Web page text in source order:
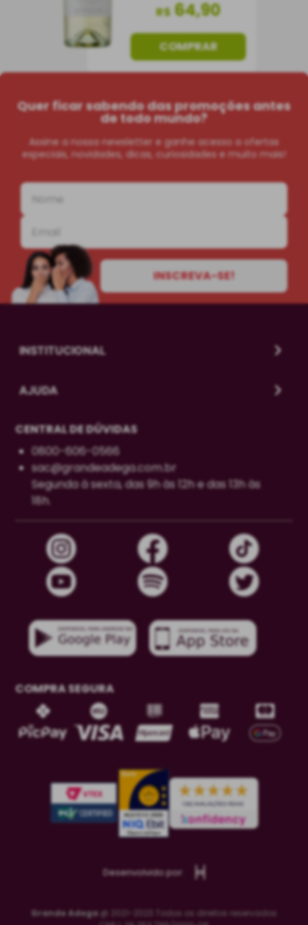
R$ 64,90
COMPRAR
Quer ficar sabendo das promoções antes
de todo mundo?
Assine a nossa newsletter e ganhe acesso a ofertas
especiais, novidades, dicas, curiosidades e muito mais!
INSCREVA-SE!
INSTITUCIONAL
AJUDA
CENTRAL DE DÚVIDAS
0800-606-0566
sac@grandeadega.com.br
Segunda à sexta, das 9h às 12h e das 13h às
18h.
COMPRA SEGURA
Desenvolvido por:
Grande Adega @ 2021-2023 Todos os direitos reservados